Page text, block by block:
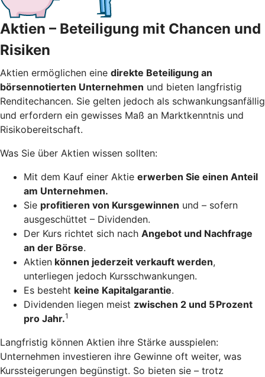
Aktien – Beteiligung mit Chancen und
Risiken
Aktien ermöglichen eine direkte Beteiligung an
börsennotierten Unternehmen und bieten langfristig
Renditechancen. Sie gelten jedoch als schwankungsanfällig
und erfordern ein gewisses Maß an Marktkenntnis und
Risikobereitschaft.
Was Sie über Aktien wissen sollten:
Mit dem Kauf einer Aktie erwerben Sie einen Anteil
am Unternehmen.
Sie profitieren von Kursgewinnen und – sofern
ausgeschüttet – Dividenden.
Der Kurs richtet sich nach Angebot und Nachfrage
an der Börse.
Aktien können jederzeit verkauft werden,
unterliegen jedoch Kursschwankungen.
Es besteht keine Kapitalgarantie.
Dividenden liegen meist zwischen 2 und 5 Prozent
pro Jahr.1
Langfristig können Aktien ihre Stärke ausspielen:
Unternehmen investieren ihre Gewinne oft weiter, was
Kurssteigerungen begünstigt. So bieten sie – trotz